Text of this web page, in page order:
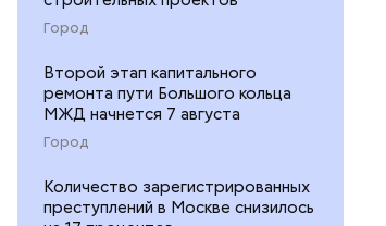
Город
Второй этап капитального
ремонта пути Большого кольца
МЖД начнется 7 августа
Город
Количество зарегистрированных
преступлений в Москве снизилось